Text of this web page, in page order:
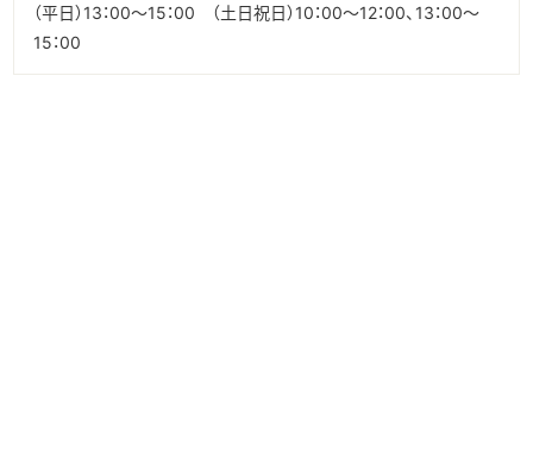
（平日）13：00～15：00 （土日祝日）10：00～12：00、13：00～
15：00